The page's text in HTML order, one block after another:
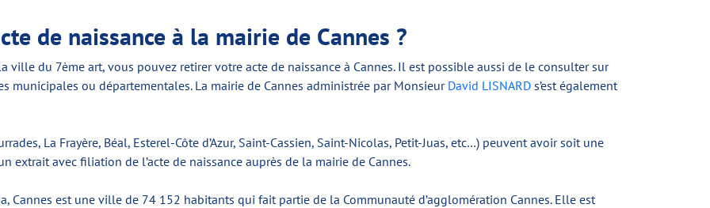
de naissance à la mairie de Cannes ?
ville du 7ème art, vous pouvez retirer votre acte de naissance à Cannes. Il est possible aussi de le consulter sur
municipales ou départementales. La mairie de Cannes administrée par Monsieur David LISNARD s’est également
La Frayère, Béal, Esterel-Côte d’Azur, Saint-Cassien, Saint-Nicolas, Petit-Juas, etc…) peuvent avoir soit une
avec filiation de l’acte de naissance auprès de la mairie de Cannes.
Cannes est une ville de 74 152 habitants qui fait partie de la Communauté d’agglomération Cannes. Elle est